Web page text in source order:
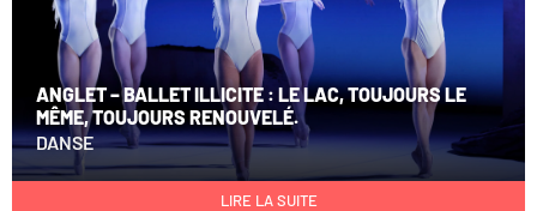
ANGLET – BALLET ILLICITE : LE LAC, TOUJOURS LE
MÊME, TOUJOURS RENOUVELÉ.
DANSE
LIRE LA SUITE